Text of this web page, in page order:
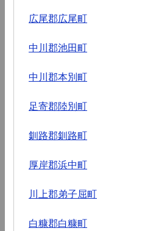
広尾郡広尾町
中川郡池田町
中川郡本別町
足寄郡陸別町
釧路郡釧路町
厚岸郡浜中町
川上郡弟子屈町
白糠郡白糠町